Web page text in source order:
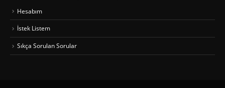
Hesabım
İstek Listem
Sıkça Sorulan Sorular